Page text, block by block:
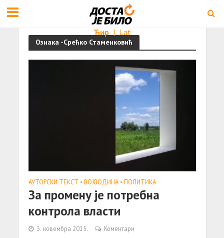
Ћир | Lat
Ознака -Срећко Стаменковић
АУТОРСКИ ТЕКСТ • ВОЈВОДИНА • ПОЛИТИКА
За промену је потребна
контрола власти
3. новембра 2015. Коментари